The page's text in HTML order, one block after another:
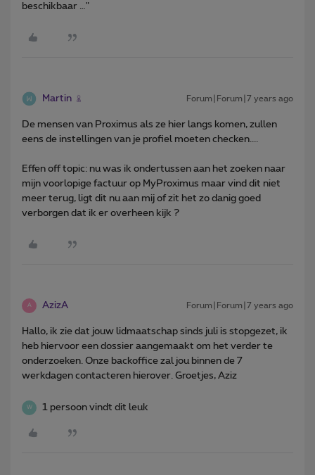
beschikbaar …"
Martin Forum|Forum|7 years ago
De mensen van Proximus als ze hier langs komen, zullen
eens de instellingen van je profiel moeten checken....
Effen off topic: nu was ik ondertussen aan het zoeken naar
mijn voorlopige factuur op MyProximus maar vind dit niet
meer terug, ligt dit nu aan mij of zit het zo danig goed
verborgen dat ik er overheen kijk ?
A AzizA Forum|Forum|7 years ago
Hallo, ik zie dat jouw lidmaatschap sinds juli is stopgezet, ik
heb hiervoor een dossier aangemaakt om het verder te
onderzoeken. Onze backoffice zal jou binnen de 7
werkdagen contacteren hierover. Groetjes, Aziz
W 1 persoon vindt dit leuk